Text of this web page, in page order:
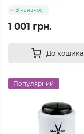
В наявності
1 001 грн.
До кошика
Популярний